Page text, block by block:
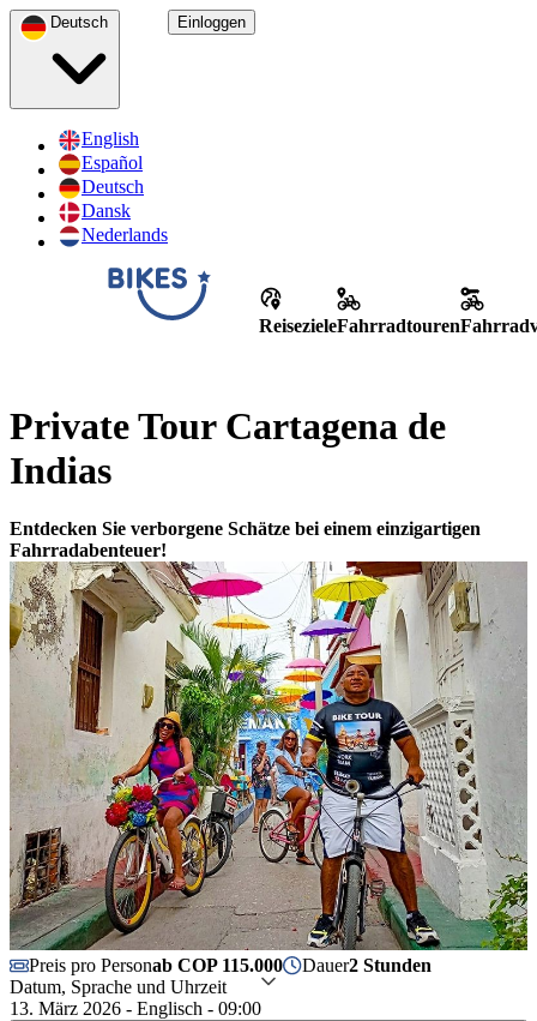
English
Español
Deutsch
Dansk
Nederlands
Einloggen
ReisezieleFahrradtouren
Private Tour Cartagena de
Indias
Entdecken Sie verborgene Schätze bei einem einzigartigen
Fahrradabenteuer!
Preis pro Personab COP 115.000 Dauer2 Stunden
Datum, Sprache und Uhrzeit
13. März 2026 - Englisch - 09:00